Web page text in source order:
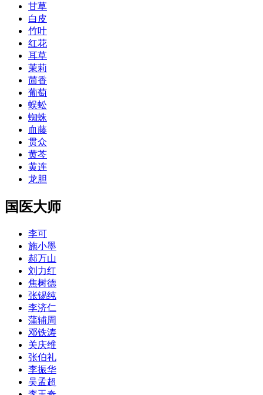
甘草
白皮
竹叶
红花
耳草
茉莉
茴香
葡萄
蜈蚣
蜘蛛
血藤
贯众
黄芩
黄连
龙胆
国医大师
李可
施小墨
郝万山
刘力红
焦树德
张锡纯
李济仁
蒲辅周
邓铁涛
关庆维
张伯礼
李振华
吴孟超